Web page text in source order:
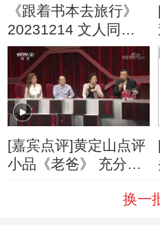
《跟着书本去旅行》
20231214 文人同游
——与朱自清逛南京
[嘉宾点评]黄定山点评
小品《老爸》 充分运
换一